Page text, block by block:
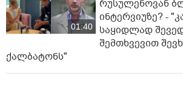
01:40
რუსულენოვან
ინტერვიუზე? -
საყიდლად
შემთხვევით
ქალბატონს"